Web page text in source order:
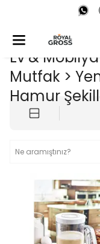
Ev &
Mutfak >
Hamur